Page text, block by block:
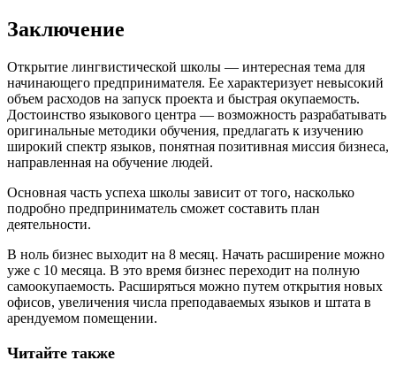
Заключение
Открытие лингвистической школы — интересная тема для
начинающего предпринимателя. Ее характеризует невысокий
объем расходов на запуск проекта и быстрая окупаемость.
Достоинство языкового центра — возможность разрабатывать
оригинальные методики обучения, предлагать к изучению
широкий спектр языков, понятная позитивная миссия бизнеса,
направленная на обучение людей.
Основная часть успеха школы зависит от того, насколько
подробно предприниматель сможет составить план
деятельности.
В ноль бизнес выходит на 8 месяц. Начать расширение можно
уже с 10 месяца. В это время бизнес переходит на полную
самоокупаемость. Расширяться можно путем открытия новых
офисов, увеличения числа преподаваемых языков и штата в
арендуемом помещении.
Читайте также